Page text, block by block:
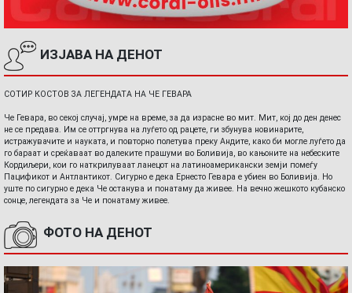
ИЗЈАВА НА ДЕНОТ
СОТИР КОСТОВ ЗА ЛЕГЕНДАТА НА ЧЕ ГЕВАРА
Че Гевара, во секој случај, умре на време, за да израсне во мит. Мит, кој до ден денес
не се предава. Им се оттргнува на луѓето од рацете, ги збунува новинарите,
истражувачите и науката, и повторно полетува преку Андите, како би могле луѓето да
го бараат и среќаваат во далеките прашуми во Боливија, во кањоните на небеските
Кордиљери, кои го наткрилуваат ланецот на латиноамерикански земји помеѓу
Пацификот и Антлантикот. Сигурно е дека Ернесто Гевара е убиен во Боливија. Но
уште по сигурно е дека Че останува и понатаму да живее. На вечно жешкото кубанско
сонце, легендата за Че и понатаму живее.
ФОТО НА ДЕНОТ